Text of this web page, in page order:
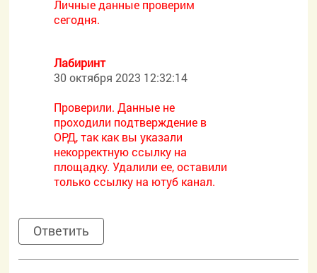
Личные данные проверим
сегодня.
Лабиринт
30 октября 2023 12:32:14
Проверили. Данные не
проходили подтверждение в
ОРД, так как вы указали
некорректную ссылку на
площадку. Удалили ее, оставили
только ссылку на ютуб канал.
Ответить